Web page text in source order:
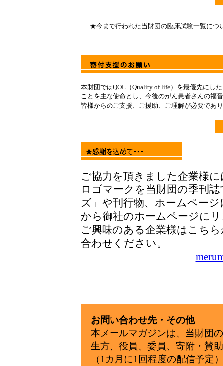
★今まで行われた当財団の臨床試験一覧につ
本財団ではQOL（Quality of life）を最優先にし
ことを主な使命とし、今後のがん患者さんの福
皆様からのご支援、ご援助、ご理解が必要であ
ご協力を頂きました企業様
ロゴマークを当財団の季刊
ズ」や刊行物、ホームペー
から御社のホームページに
ご興味のある企業様はこち
合わせくださ
お問い合わせ先・その他
本メールマガジンは、当財団
生方、役員、委員、寄附・賛
（1カ月に1回程度の配信予定